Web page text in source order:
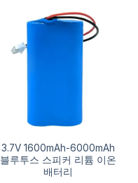
3.7V 1600mAh-6000mAh
블루투스 스피커 리튬 이온
배터리